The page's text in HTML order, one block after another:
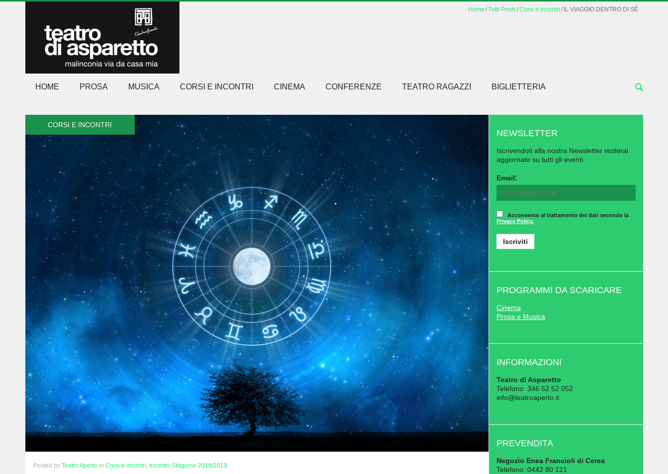
Home Tutti Posts Corsi e incontri IL VIAGGIO DENTRO DI SÉ
HOME PROSA MUSICA CORSI E INCONTRI CINEMA CONFERENZE TEATRO RAGAZZI BIGLIETTERIA
CORSI E INCONTRI
Posted by Teatro Aperto in Corsi e incontri, Incontri, Stagione 2018/2019
NEWSLETTER
Iscrivendoti alla nostra Newsletter resterai
aggiornato su tutti gli eventi.
Email:
Acconsento al trattamento dei dati secondo la
Privacy Policy.
PROGRAMMI DA SCARICARE
Cinema
Prosa e Musica
INFORMAZIONI
Teatro di Asparetto
Telefono: 346 52 52 052
info@teatroaperto.it
PREVENDITA
Negozio Enea Francioli di Cerea
Telefono: 0442 80 121